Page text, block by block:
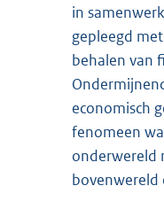
in
gepleegd
behalen van
economisch
fenomeen
onderwereld
bovenwereld